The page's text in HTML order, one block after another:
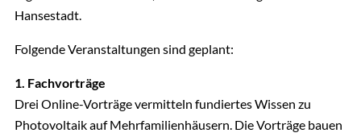
Hansestadt.
Folgende Veranstaltungen sind geplant:
1. Fachvorträge
Drei Online-Vorträge vermitteln fundiertes Wissen zu
Photovoltaik auf Mehrfamilienhäusern. Die Vorträge bauen